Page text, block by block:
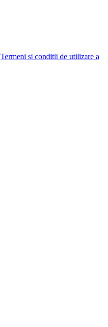
Termeni si conditii de utilizare a